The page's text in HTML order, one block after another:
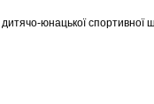
юнацької спортивної